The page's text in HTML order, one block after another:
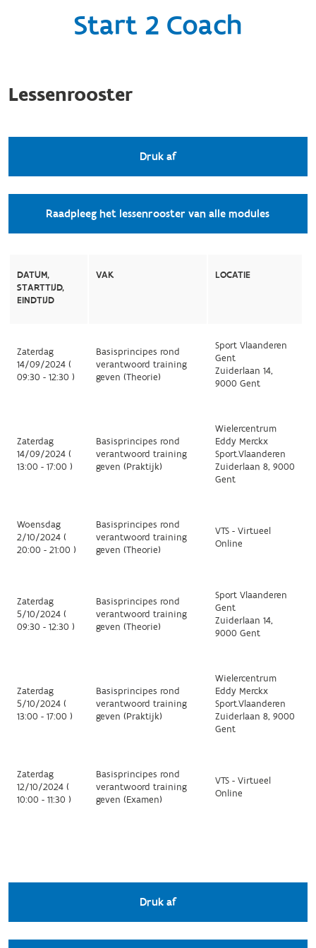
Start 2 Coach
Lessenrooster
Druk af
Raadpleeg het lessenrooster van alle modules
DATUM,
STARTTIJD,
EINDTIJD
VAK LOCATIE
Zaterdag
14/09/2024 (
09:30 - 12:30 )
Basisprincipes rond
verantwoord training
geven (Theorie)
Sport Vlaanderen
Gent
Zuiderlaan 14,
9000 Gent
Zaterdag
14/09/2024 (
13:00 - 17:00 )
Basisprincipes rond
verantwoord training
geven (Praktijk)
Wielercentrum
Eddy Merckx
Sport.Vlaanderen
Zuiderlaan 8, 9000
Gent
Woensdag
2/10/2024 (
20:00 - 21:00 )
Basisprincipes rond
verantwoord training
geven (Theorie)
VTS - Virtueel
Online
Zaterdag
5/10/2024 (
09:30 - 12:30 )
Basisprincipes rond
verantwoord training
geven (Theorie)
Sport Vlaanderen
Gent
Zuiderlaan 14,
9000 Gent
Zaterdag
5/10/2024 (
13:00 - 17:00 )
Basisprincipes rond
verantwoord training
geven (Praktijk)
Wielercentrum
Eddy Merckx
Sport.Vlaanderen
Zuiderlaan 8, 9000
Gent
Zaterdag
12/10/2024 (
10:00 - 11:30 )
Basisprincipes rond
verantwoord training
geven (Examen)
VTS - Virtueel
Online
Druk af